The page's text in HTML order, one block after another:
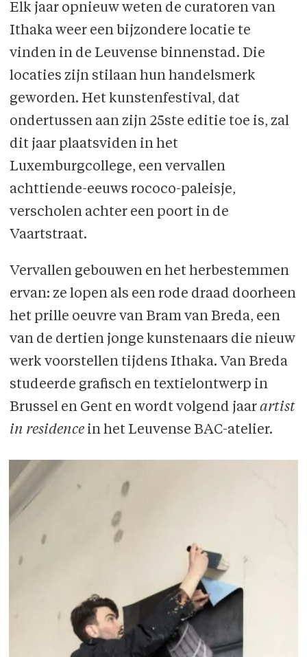
Elk jaar opnieuw weten de curatoren van
Ithaka weer een bijzondere locatie te
vinden in de Leuvense binnenstad. Die
locaties zijn stilaan hun handelsmerk
geworden. Het kunstenfestival, dat
ondertussen aan zijn 25ste editie toe is, zal
dit jaar plaatsviden in het
Luxemburgcollege, een vervallen
achttiende-eeuws rococo-paleisje,
verscholen achter een poort in de
Vaartstraat.
Vervallen gebouwen en het herbestemmen
ervan: ze lopen als een rode draad doorheen
het prille oeuvre van Bram van Breda, een
van de dertien jonge kunstenaars die nieuw
werk voorstellen tijdens Ithaka. Van Breda
studeerde grafisch en textielontwerp in
Brussel en Gent en wordt volgend jaar artist
in residencein het Leuvense BAC-atelier.